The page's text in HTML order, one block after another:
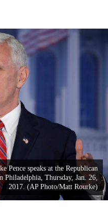
Pence speaks at the Republican
Philadelphia, Thursday, Jan. 26,
2017. (AP Photo/Matt Rourke)